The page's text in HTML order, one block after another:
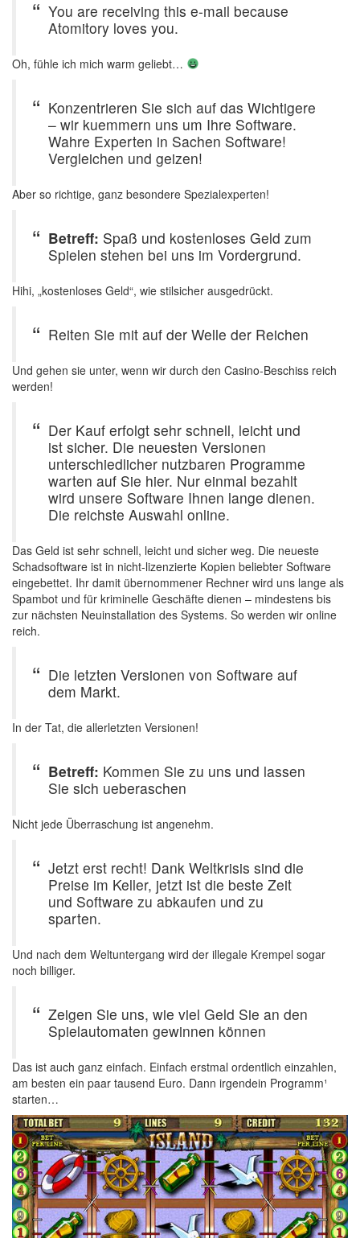
You are receiving this e-mail because
Atomitory loves you.
Oh, fühle ich mich warm geliebt…
Konzentrieren Sie sich auf das Wichtigere
– wir kuemmern uns um Ihre Software.
Wahre Experten in Sachen Software!
Vergleichen und geizen!
Aber so richtige, ganz besondere Spezialexperten!
Betreff: Spaß und kostenloses Geld zum
Spielen stehen bei uns im Vordergrund.
Hihi, „kostenloses Geld“, wie stilsicher ausgedrückt.
Reiten Sie mit auf der Welle der Reichen
Und gehen sie unter, wenn wir durch den Casino-Beschiss reich
werden!
Der Kauf erfolgt sehr schnell, leicht und
ist sicher. Die neuesten Versionen
unterschiedlicher nutzbaren Programme
warten auf Sie hier. Nur einmal bezahlt
wird unsere Software Ihnen lange dienen.
Die reichste Auswahl online.
Das Geld ist sehr schnell, leicht und sicher weg. Die neueste
Schadsoftware ist in nicht-lizenzierte Kopien beliebter Software
eingebettet. Ihr damit übernommener Rechner wird uns lange als
Spambot und für kriminelle Geschäfte dienen – mindestens bis
zur nächsten Neuinstallation des Systems. So werden wir online
reich.
Die letzten Versionen von Software auf
dem Markt.
In der Tat, die allerletzten Versionen!
Betreff: Kommen Sie zu uns und lassen
Sie sich ueberaschen
Nicht jede Überraschung ist angenehm.
Jetzt erst recht! Dank Weltkrisis sind die
Preise im Keller, jetzt ist die beste Zeit
und Software zu abkaufen und zu
sparten.
Und nach dem Weltuntergang wird der illegale Krempel sogar
noch billiger.
Zeigen Sie uns, wie viel Geld Sie an den
Spielautomaten gewinnen können
Das ist auch ganz einfach. Einfach erstmal ordentlich einzahlen,
am besten ein paar tausend Euro. Dann irgendein Programm¹
starten…